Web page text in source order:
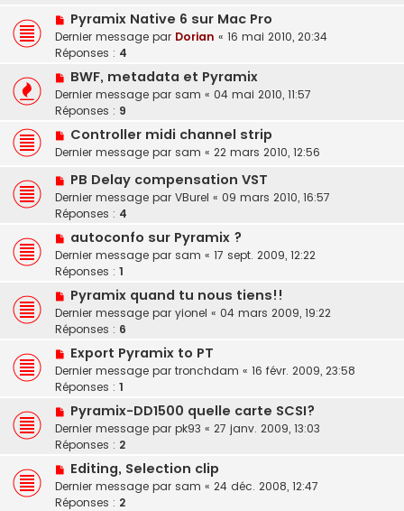
Pyramix Native 6 sur Mac Pro
Dernier message par Dorian « 16 mai 2010, 20:34
Réponses : 4
BWF, metadata et Pyramix
Dernier message par sam « 04 mai 2010, 11:57
Réponses : 9
Controller midi channel strip
Dernier message par sam « 22 mars 2010, 12:56
PB Delay compensation VST
Dernier message par VBurel « 09 mars 2010, 16:57
Réponses : 4
autoconfo sur Pyramix ?
Dernier message par sam « 17 sept. 2009, 12:22
Réponses : 1
Pyramix quand tu nous tiens!!
Dernier message par yionel « 04 mars 2009, 19:22
Réponses : 6
Export Pyramix to PT
Dernier message par tronchdam « 16 févr. 2009, 23:58
Réponses : 1
Pyramix-DD1500 quelle carte SCSI?
Dernier message par pk93 « 27 janv. 2009, 13:03
Réponses : 2
Editing, Selection clip
Dernier message par sam « 24 déc. 2008, 12:47
Réponses : 2